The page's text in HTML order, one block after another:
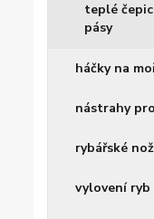
teplé
pásy
háčky na
nástrahy
rybářské
vylovení ryb